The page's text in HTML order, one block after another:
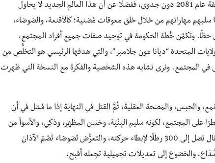
تروي القصة سعي المجتمع لتحقيق المُساواة المُطلقة عام 2081 دون جدوى، ففضلًا عن أن هذا العالم الجديد لا يحاول
مهاراتهم من خلال خلق معوقات مُضنية؛ كالأقنعة، والضوضاء،
حظًا. وتكمُن خُطة الحكومة في توحيد صفات جميع أفراد المجتمع،
المتحدة “ديانا مون جلامبر”، والتي هدفها الرئيسي هو التخلُّص من
في المجتمع. ونرى تشابه هذه الشخصية والفكرة مع النسخة التي ظهرت
والحبس، والمصحة العقلية، ثُمَّ القتل في النهاية إذا ما فشل في أن
على المجتمع، لكونه سليم البِنْيَة، وحَسن المظهر، وذكي، والأسوأ من
هذا كُلُّه، فهو ثَّوريّ، وبالتالي هو مجبر على حمل أَثْقال تصل إلى 300 رطلًا لإبطاء حركته، والتعرُّض لضوضاء تَصُمّ الآذان
والخضوع إلى تعديلات تجميلية تجعله أقبح.